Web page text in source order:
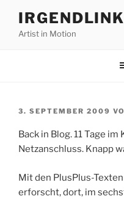
Inhalt
springen
IRGENDLINK
Artist in Motion
VERÖFFENTLICHT
3. SEPTEMBER 2009
Back in Blog. 11 Tage
Netzanschluss. Knapp
Mit den PlusPlus-
erforscht, dort, im